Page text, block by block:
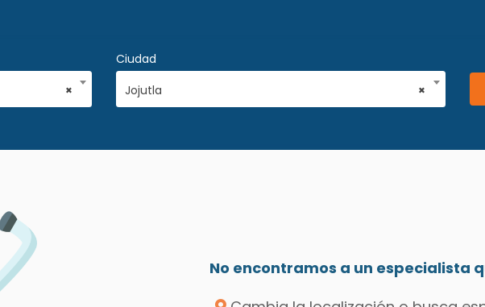
×
Ciudad
×
Jojutla
No encontramos a un especialista